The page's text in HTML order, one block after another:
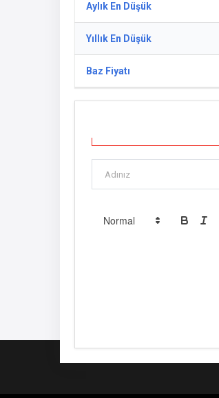
Aylık En Düşük
Yıllık En Düşük
Baz Fiyatı